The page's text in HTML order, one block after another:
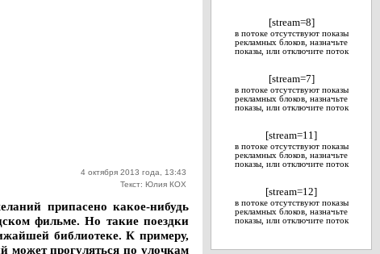
4 октября 2013 года, 13:43
Текст: Юлия КОХ
припасено какое-нибудь
фильме. Но такие поездки
библиотеке. К примеру,
может прогуляться по улочкам
[stream=8]
в потоке отсутствуют показы
рекламных блоков, назначьте
показы, или отключите поток
[stream=7]
в потоке отсутствуют показы
рекламных блоков, назначьте
показы, или отключите поток
[stream=11]
в потоке отсутствуют показы
рекламных блоков, назначьте
показы, или отключите поток
[stream=12]
в потоке отсутствуют показы
рекламных блоков, назначьте
показы, или отключите поток